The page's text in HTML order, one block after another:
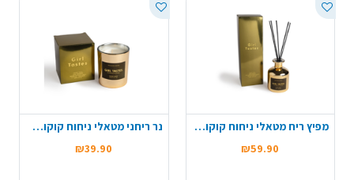
מפיץ ריח מטאלי ניחוח קוקוס 230 מ"ל
₪59.90
נר ריחני מטאלי ניחוח קוקוס 200 ג'
₪39.90